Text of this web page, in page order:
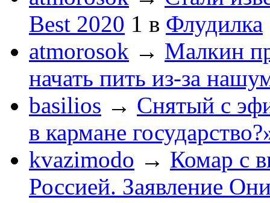
Best 2020 1 в Флудилка
atmorosok → Малкин
начать пить из-за
basilios → Снятый с
в кармане
kvazimodo → Комар с
Россией. Заявление